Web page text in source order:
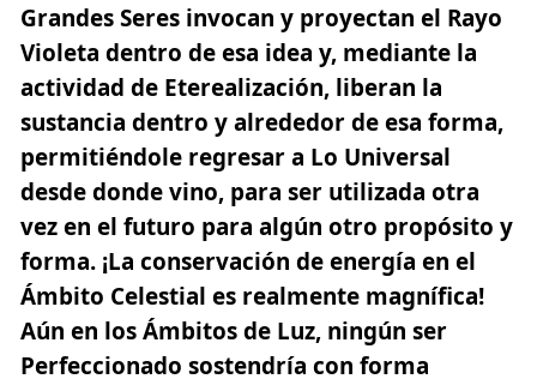
Grandes Seres invocan y proyectan el Rayo
Violeta dentro de esa idea y, mediante la
actividad de Eterealización, liberan la
sustancia dentro y alrededor de esa forma,
permitiéndole regresar a Lo Universal
desde donde vino, para ser utilizada otra
vez en el futuro para algún otro propósito y
forma. ¡La conservación de energía en el
Ámbito Celestial es realmente magnífica!
Aún en los Ámbitos de Luz, ningún ser
Perfeccionado sostendría con forma